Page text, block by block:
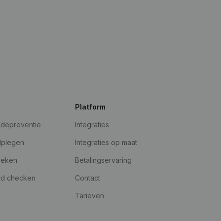
checken
Platform
Integraties
Integraties op maat
Betalingservaring
Contact
Tarieven